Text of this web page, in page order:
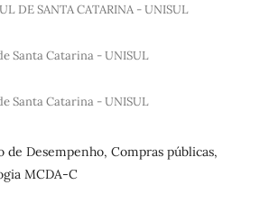
DE SANTA CATARINA - UNISUL
Santa Catarina - UNISUL
Santa Catarina - UNISUL
de Desempenho, Compras públicas,
MCDA-C